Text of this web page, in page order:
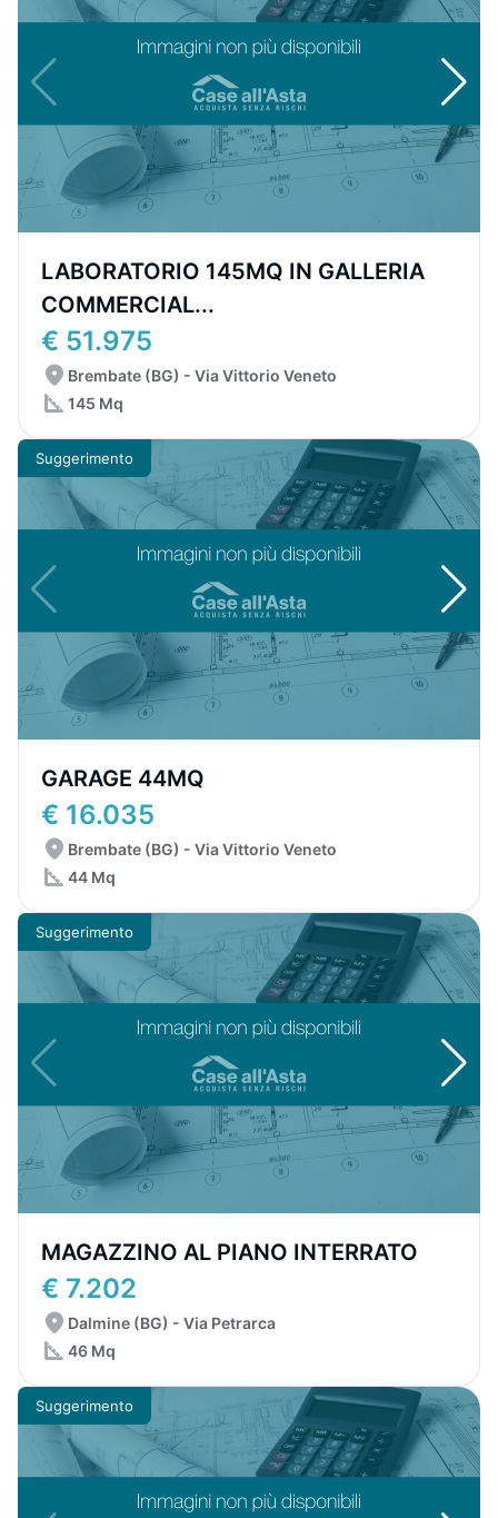
LABORATORIO 145MQ IN GALLERIA
COMMERCIAL...
€ 51.975
Brembate (BG) - Via Vittorio Veneto
145 Mq
Suggerimento
GARAGE 44MQ
€ 16.035
Brembate (BG) - Via Vittorio Veneto
44 Mq
Suggerimento
MAGAZZINO AL PIANO INTERRATO
€ 7.202
Dalmine (BG) - Via Petrarca
46 Mq
Suggerimento